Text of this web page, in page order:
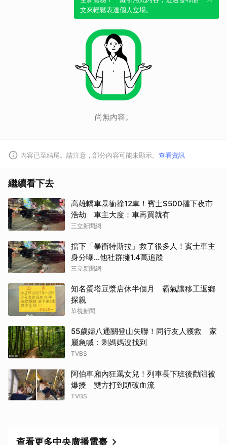
文來輕鬆表達個人立場。
尚無內容。
內容已至結尾。請注意，部分內容可能未顯示。 查看資訊
繼續看下去
高雄轎車暴衝撞12車！賓士S500擋下夜市
浩劫 車主大度：車再買就有
三立新聞網
擋下「暴衝特斯拉」救了很多人！賓士車主
身分曝…他社群擁1.4萬追蹤
三立新聞網
知名蛋塔豆漿店休半個月 霸氣讓移工返鄉
探親
華視新聞
55歲婦八通關登山失聯！同行友人獲救 家
屬急喊：剩媽媽沒找到
TVBS
阿伯車廂內狂罵女兒！列車長下班後勸阻被
爆揍 雙方打到頭破血流
TVBS
查看更多中央廣播電臺
取消